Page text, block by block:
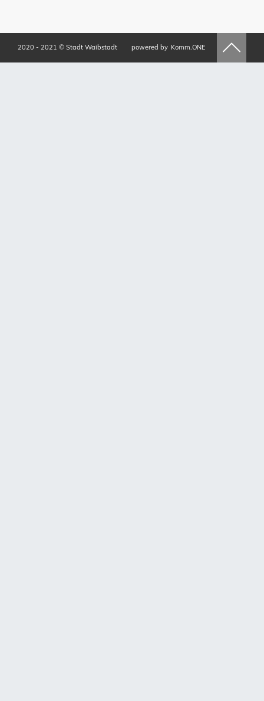
2020 - 2021 © Stadt Waibstadt powered by Komm.ONE